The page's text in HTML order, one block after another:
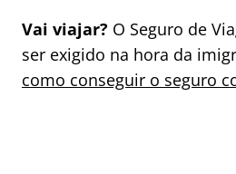
Vai viajar? O Seguro de
ser exigido na hora da
como conseguir o seguro